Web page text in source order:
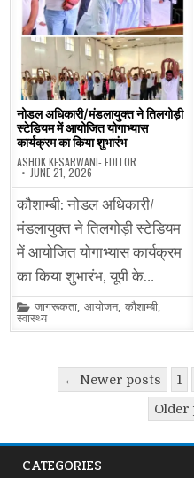
नोडल अधिकारी/मंडलायुक्त ने तिलगोड़ी
स्टेडियम में आयोजित योगाभ्यास
कार्यक्रम का किया शुभारंभ
ASHOK KESARWANI- EDITOR
JUNE 21, 2026
कौशाम्बी: नोडल अधिकारी/
मंडलायुक्त ने तिलगोड़ी स्टेडियम
में आयोजित योगाभ्यास कार्यक्रम
का किया शुभारंभ, यूपी के…
Posted
in
जागरूकता,आयोजन,कौशाम्बी,
स्वास्थ्य
Posts
pagination
← Newer posts 1
Older
CATEGORIES